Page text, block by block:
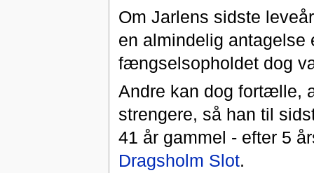
Om Jarlens sidste
en almindelig antagelse
fængselsopholdet dog
Andre kan dog fortælle,
strengere, så han til
41 år gammel - efter 5
Dragsholm Slot.